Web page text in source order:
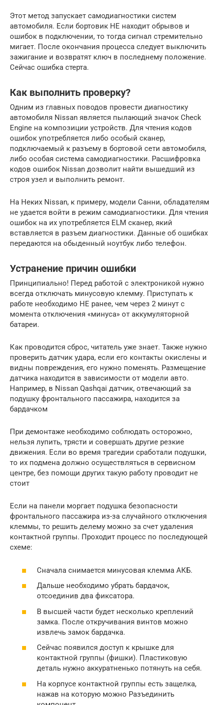
Этот метод запускает самодиагностики систем
автомобиля. Если бортовик НЕ находит обрывов и
ошибок в подключении, то тогда сигнал стремительно
мигает. После окончания процесса следует выключить
зажигание и возвратят ключ в последнему положение.
Сейчас ошибка стерта.
Как выполнить проверку?
Одним из главных поводов провести диагностику
автомобиля Nissan является пылающий значок Check
Engine на композиции устройств. Для чтения кодов
ошибок употребляется либо особый сканер,
подключаемый к разъему в бортовой сети автомобиля,
либо особая система самодиагностики. Расшифровка
кодов ошибок Nissan дозволит найти вышедший из
строя узел и выполнить ремонт.
На Неких Nissan, к примеру, модели Санни, обладателям
не удается войти в режим самодиагностики. Для чтения
ошибок на их употребляется ELM сканер, який
вставляется в разъем диагностики. Данные об ошибках
передаются на обыденный ноутбук либо телефон.
Устранение причин ошибки
Принципиально! Перед работой с электроникой нужно
всегда отключать минусовую клемму. Приступать к
работе необходимо НЕ ранее, чем через 2 минут с
момента отключения «минуса» от аккумуляторной
батареи.
Как проводится сброс, читатель уже знает. Также нужно
проверить датчик удара, если его контакты окислены и
видны повреждения, его нужно поменять. Размещение
датчика находится в зависимости от модели авто.
Например, в Nissan Qashqai датчик, отвечающий за
подушку фронтального пассажира, находится за
бардачком
При демонтаже необходимо соблюдать осторожно,
нельзя лупить, трясти и совершать другие резкие
движения. Если во время трагедии сработали подушки,
то их подмена должно осуществляться в сервисном
центре, без помощи других такую ​​работу проводит не
стоит
Если на панели моргает подушка безопасности
фронтального пассажира из-за случайного отключения
клеммы, то решить делему можно за счет удаления
контактной группы. Проходит процесс по последующей
схеме:
Сначала снимается минусовая клемма АКБ.
Дальше необходимо убрать бардачок,
отсоединив два фиксатора.
В высшей части будет несколько креплений
замка. После откручивания винтов можно
извлечь замок бардачка.
Сейчас появился доступ к крышке для
контактной группы (фишки). Пластиковую
деталь нужно аккуратненько потянуть на себя.
На корпусе контактной группы есть защелка,
нажав на которую можно Разъединить